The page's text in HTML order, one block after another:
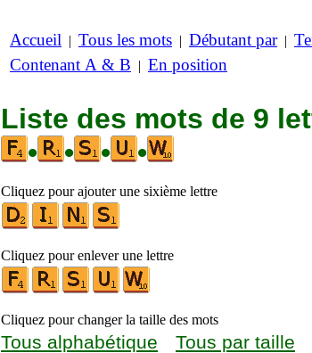
Accueil | Tous les mots | Débutant par|
Contenant A & B | En position
Liste des mots de 9
•
• • •
Cliquez pour ajouter une sixième lettre
Cliquez pour enlever une lettre
Cliquez pour changer la taille des mots
Tous alphabétique Tous par taille